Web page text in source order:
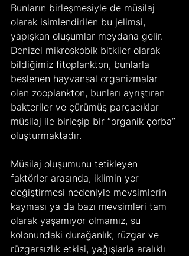
Bunların birleşmesiyle de müsilaj
olarak isimlendirilen bu jelimsi,
yapışkan oluşumlar meydana gelir.
Denizel mikroskobik bitkiler olarak
bildiğimiz fitoplankton, bunlarla
beslenen hayvansal organizmalar
olan zooplankton, bunları ayrıştıran
bakteriler ve çürümüş parçacıklar
müsilaj ile birleşip bir “organik çorba”
oluşturmaktadır.
Müsilaj oluşumunu tetikleyen
faktörler arasında, iklimin yer
değiştirmesi nedeniyle mevsimlerin
kayması ya da bazı mevsimleri tam
olarak yaşamıyor olmamız, su
kolonundaki durağanlık, rüzgar ve
rüzgarsızlık etkisi, yağışlarla aralıklı